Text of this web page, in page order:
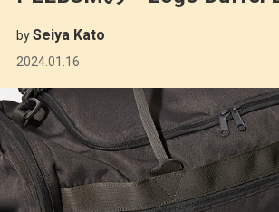
bySeiya Kato
2024.01.16